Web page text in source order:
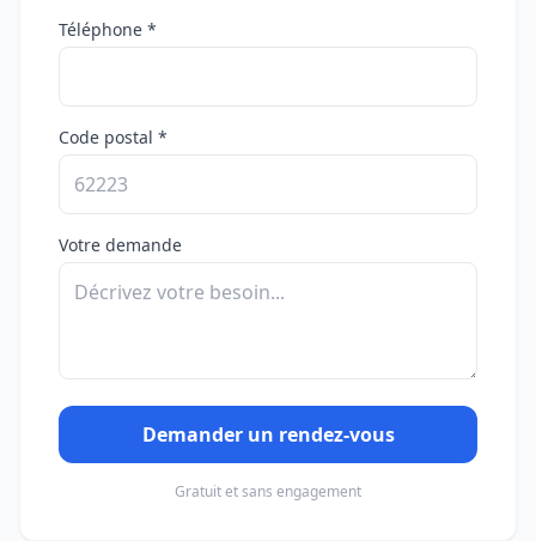
Téléphone *
Code postal *
Votre demande
Demander un rendez-vous
Gratuit et sans engagement